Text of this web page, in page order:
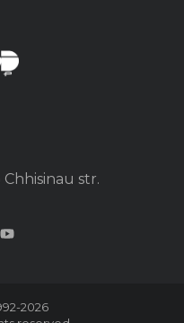
str.
2026